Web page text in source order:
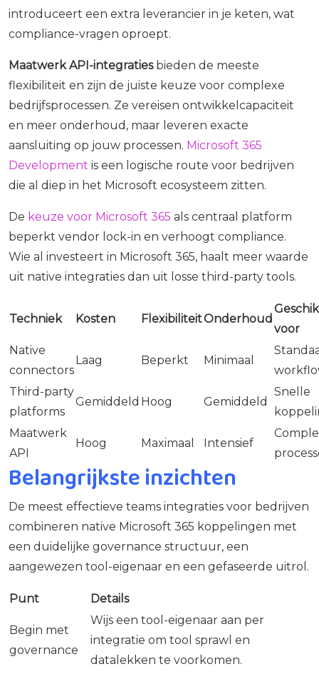
introduceert een extra leverancier in je keten, wat
compliance-vragen oproept.
Maatwerk API-integratiesbieden de meeste
flexibiliteit en zijn de juiste keuze voor complexe
bedrijfsprocessen. Ze vereisen ontwikkelcapaciteit
en meer onderhoud, maar leveren exacte
aansluiting op jouw processen. Microsoft 365
Development is een logische route voor bedrijven
die al diep in het Microsoft ecosysteem zitten.
De keuze voor Microsoft 365 als centraal platform
beperkt vendor lock-in en verhoogt compliance.
Wie al investeert in Microsoft 365, haalt meer waarde
uit native integraties dan uit losse third-party tools.
Techniek Kosten FlexibiliteitOnderhoud
voor
Native
connectors
Laag Beperkt Minimaal
Third-party
platforms
Gemiddeld Hoog Gemiddeld
Snelle
Maatwerk
API
Hoog Maximaal Intensief
Belangrijkste inzichten
De meest effectieve teams integraties voor bedrijven
combineren native Microsoft 365 koppelingen met
een duidelijke governance structuur, een
aangewezen tool-eigenaar en een gefaseerde uitrol.
Punt Details
Begin met
governance
Wijs een tool-eigenaar aan per
integratie om tool sprawl en
datalekken te voorkomen.